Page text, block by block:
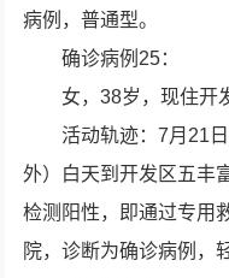
病例，普通型。
确诊病例25：
女，38岁，现住开
活动轨迹：7月21
外）白天到开发区五丰
检测阳性，即通过专用
院，诊断为确诊病例，